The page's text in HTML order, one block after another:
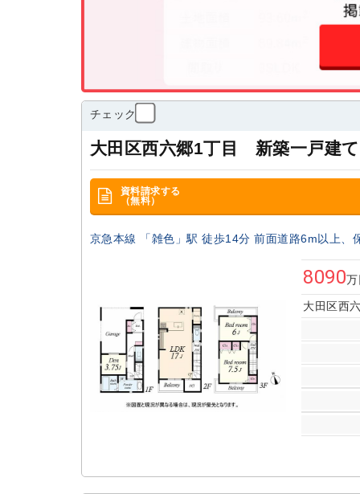
チェック
大田区西六郷1丁目 新築一戸建て
資料請求する
（無料）
京急本線 「雑色」駅 徒歩14分 前面道路6m以上
8090
大田区西